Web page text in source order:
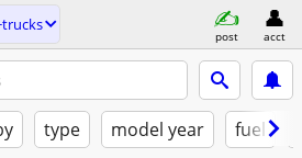
post acct
type model year fuel